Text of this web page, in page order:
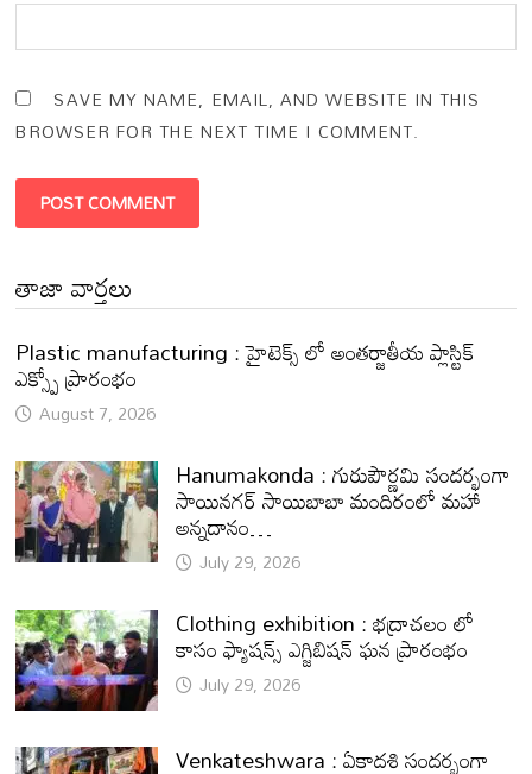
SAVE MY NAME, EMAIL, AND WEBSITE IN THIS
BROWSER FOR THE NEXT TIME I COMMENT.
తాజా వార్తలు
Plastic manufacturing : హైటెక్స్ లో అంతర్జాతీయ ప్లాస్టిక్
ఎక్స్పో ప్రారంభం
August 7, 2026
Hanumakonda : గురుపౌర్ణమి సందర్భంగా
సాయినగర్‌ సాయిబాబా మందిరంలో మహా
అన్నదానం…
July 29, 2026
Clothing exhibition : భద్రాచలం లో
కాసం ఫ్యాషన్స్ ఎగ్జిబిషన్ ఘన ప్రారంభం
July 29, 2026
Venkateshwara : ఏకాదశి సందర్భంగా